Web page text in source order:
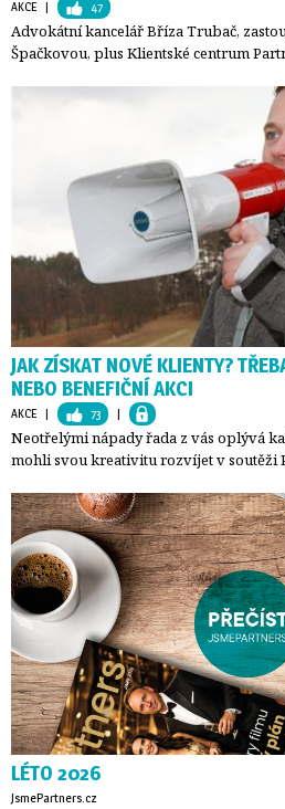
AKCE | 47
Advokátní kancelář Bříza Trubač,
Špačkovou, plus Klientské centrum
JAK ZÍSKAT NOVÉ KLIENTY?
NEBO BENEFIČNÍ AKCI
AKCE | 73 |
Neotřelými nápady řada z vás oplývá
mohli svou kreativitu rozvíjet v soutěži
LÉTO 2026
JsmePartners.cz